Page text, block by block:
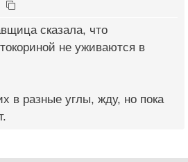
сказала, что
не уживаются в
в разные углы, жду, но пока